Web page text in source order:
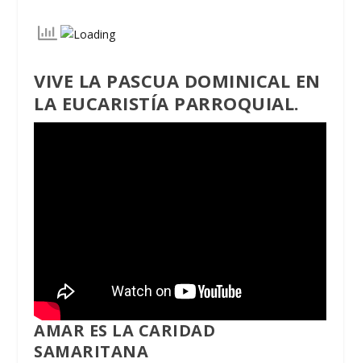
VIVE LA PASCUA DOMINICAL EN
LA EUCARISTÍA PARROQUIAL.
AMAR ES LA CARIDAD
SAMARITANA